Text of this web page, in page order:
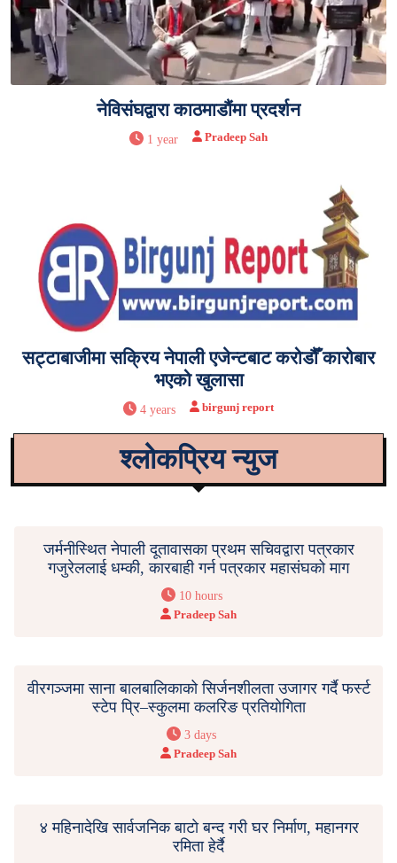
नेविसंघद्वारा काठमाडौंमा प्रदर्शन
1 year Pradeep Sah
सट्टाबाजीमा सक्रिय नेपाली एजेन्टबाट करोडौँ कारोबार
भएको खुलासा
4 years birgunj report
श्लोकप्रिय न्युज
जर्मनीस्थित नेपाली दूतावासका प्रथम सचिवद्वारा पत्रकार
गजुरेललाई धम्की, कारबाही गर्न पत्रकार महासंघको माग
10 hours
Pradeep Sah
वीरगञ्जमा साना बालबालिकाको सिर्जनशीलता उजागर गर्दै फर्स्ट
स्टेप प्रि–स्कुलमा कलरिङ प्रतियोगिता
3 days
Pradeep Sah
४ महिनादेखि सार्वजनिक बाटाे बन्द गरी घर निर्माण, महानगर
रमिता हेर्दै